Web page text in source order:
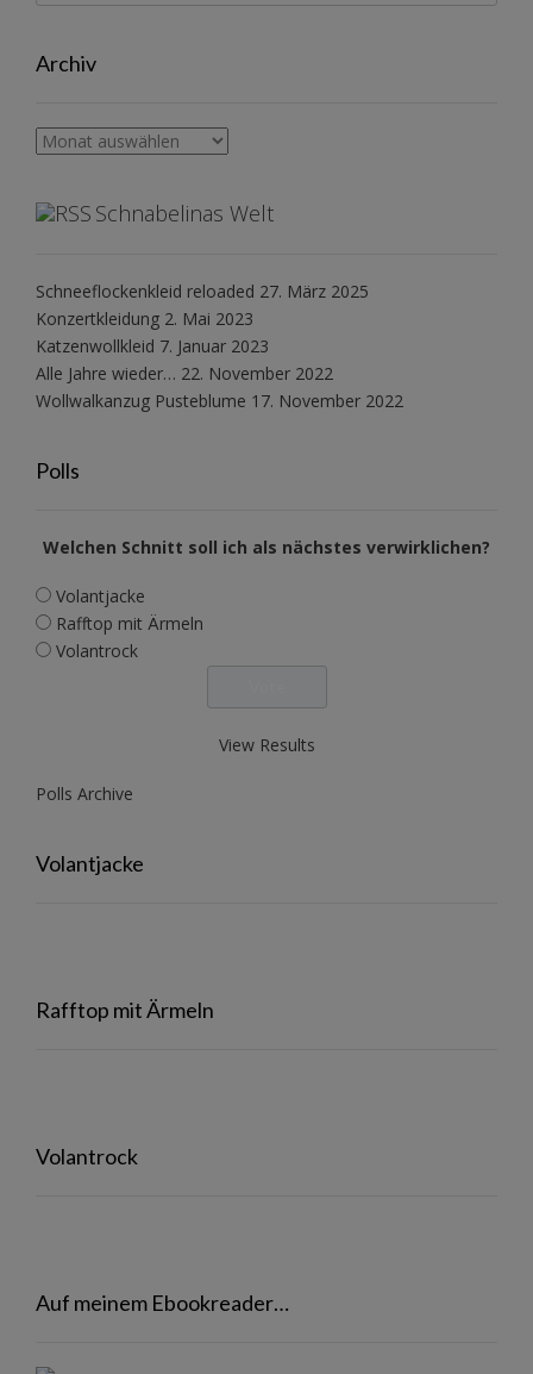
Archiv
Archiv
Schnabelinas Welt
Schneeflockenkleid reloaded 27. März 2025
Konzertkleidung 2. Mai 2023
Katzenwollkleid 7. Januar 2023
Alle Jahre wieder… 22. November 2022
Wollwalkanzug Pusteblume 17. November 2022
Polls
Welchen Schnitt soll ich als nächstes verwirklichen?
Volantjacke
Rafftop mit Ärmeln
Volantrock
View Results
Polls Archive
Volantjacke
Rafftop mit Ärmeln
Volantrock
Auf meinem Ebookreader…